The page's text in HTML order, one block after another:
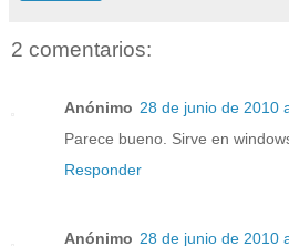
2 comentarios:
Anónimo 28 de junio de 2010
Parece bueno. Sirve en
Responder
Anónimo 28 de junio de 2010